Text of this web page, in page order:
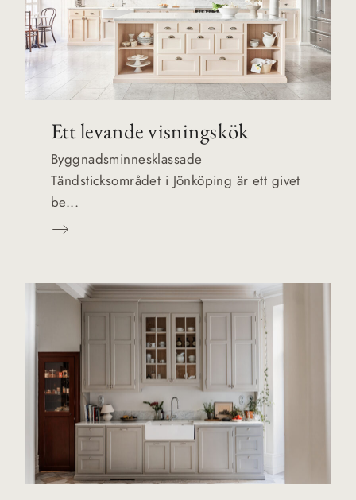
Ett levande visningskök
Byggnadsminnesklassade
Tändsticksområdet i Jönköping är ett givet
be...